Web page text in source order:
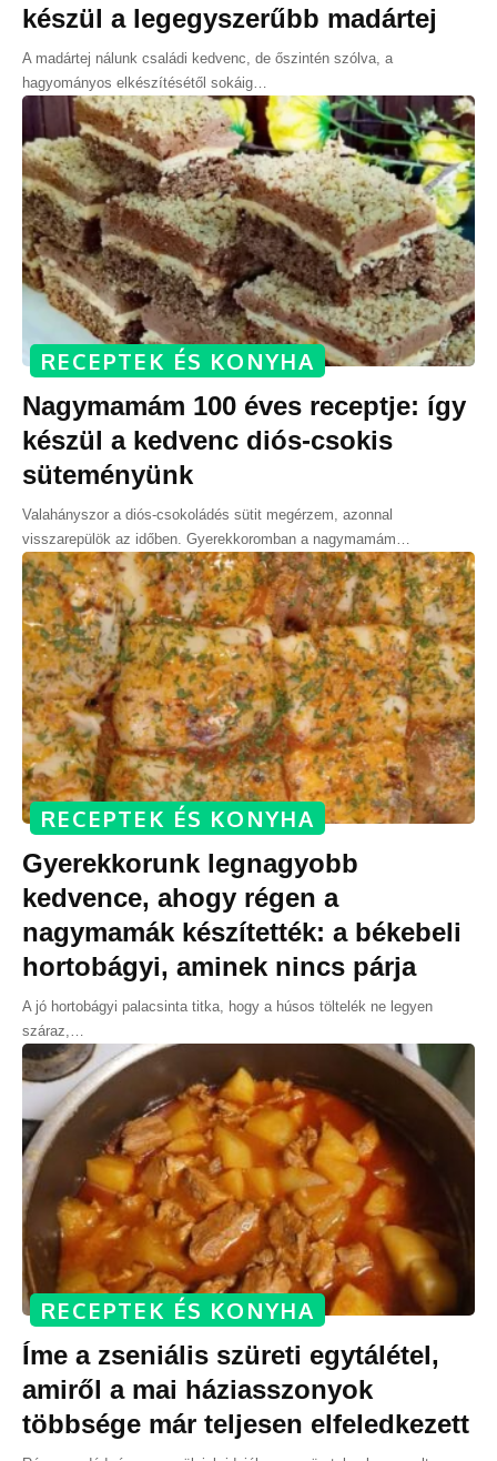
készül a legegyszerűbb madártej
A madártej nálunk családi kedvenc, de őszintén szólva, a
hagyományos elkészítésétől sokáig
RECEPTEK ÉS KONYHA
Nagymamám 100 éves receptje: így
készül a kedvenc diós-csokis
süteményünk
Valahányszor a diós-csokoládés sütit megérzem, azonnal
visszarepülök az időben. Gyerekkoromban a nagymamám…
RECEPTEK ÉS KONYHA
Gyerekkorunk legnagyobb
kedvence, ahogy régen a
nagymamák készítették: a békebeli
hortobágyi, aminek nincs párja
A jó hortobágyi palacsinta titka, hogy a húsos töltelék ne legyen
száraz,…
RECEPTEK ÉS KONYHA
Íme a zseniális szüreti egytálétel,
amiről a mai háziasszonyok
többsége már teljesen elfeledkezett